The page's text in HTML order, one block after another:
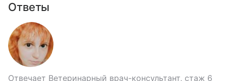
Ответы
Отвечает Ветеринарный врач-консультант, стаж 6